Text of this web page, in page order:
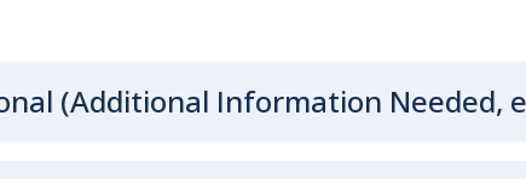
(Additional Information Needed,